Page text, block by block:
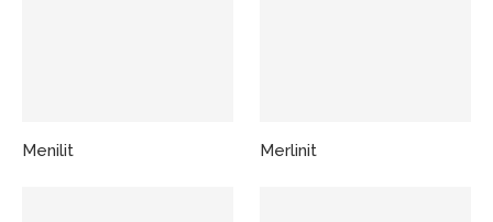
Menilit Merlinit